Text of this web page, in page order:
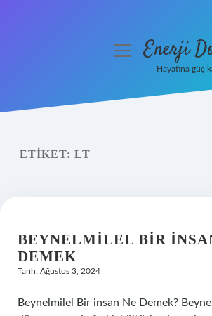
Yasal Uyarı
menüyüEnerji
Hayatına güç
ETIKET: LT
BEYNELMILEL BIR
DEMEK
Tarih: Ağustos 3, 2024
Beynelmilel Bir insan Ne Demek?